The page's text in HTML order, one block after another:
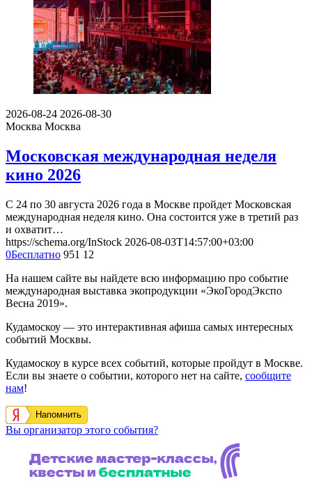
2026-08-24 2026-08-30
Москва Москва
Московская международная неделя
кино 2026
С 24 по 30 августа 2026 года в Москве пройдет Московская
международная неделя кино. Она состоится уже в третий раз
и охватит…
https://schema.org/InStock 2026-08-03T14:57:00+03:00
0Бесплатно 951 12
На нашем сайте вы найдете всю информацию про событие
международная выставка экопродукции «ЭкоГородЭкспо
Весна 2019».
Кудамоскоу — это интерактивная афиша самых интересных
событий Москвы.
Кудамоскоу в курсе всех событий, которые пройдут в Москве.
Если вы знаете о событии, которого нет на сайте, сообщите
нам!
Напомнить
Вы организатор этого события?